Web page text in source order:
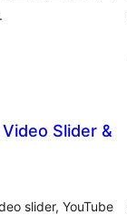
Slider &
slider, YouTube